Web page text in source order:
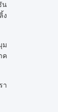
น
ง
ม
ค
า